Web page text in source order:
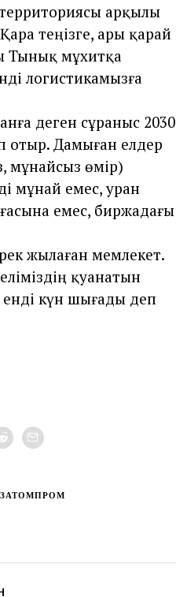
арқылы
теңізге, ары қарай
Тынық мұхитқа
логистикамызға
деген сұраныс 2030
отыр. Дамыған елдер
мұнайсыз өмір)
мұнай емес, уран
емес, биржадағы
жылаған мемлекет.
қуанатын
енді күн шығады деп